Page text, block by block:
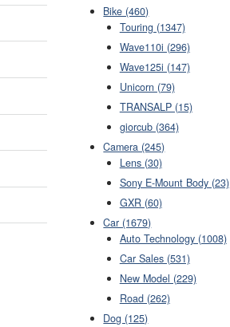
Bike (460)
Touring (1347)
Wave110i (296)
Wave125i (147)
Unicorn (79)
TRANSALP (15)
giorcub (364)
Camera (245)
Lens (30)
Sony E-Mount Body (23)
GXR (60)
Car (1679)
Auto Technology (1008)
Car Sales (531)
New Model (229)
Road (262)
Dog (125)